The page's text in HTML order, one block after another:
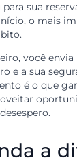
o
gastar
é
mês. Na
conta